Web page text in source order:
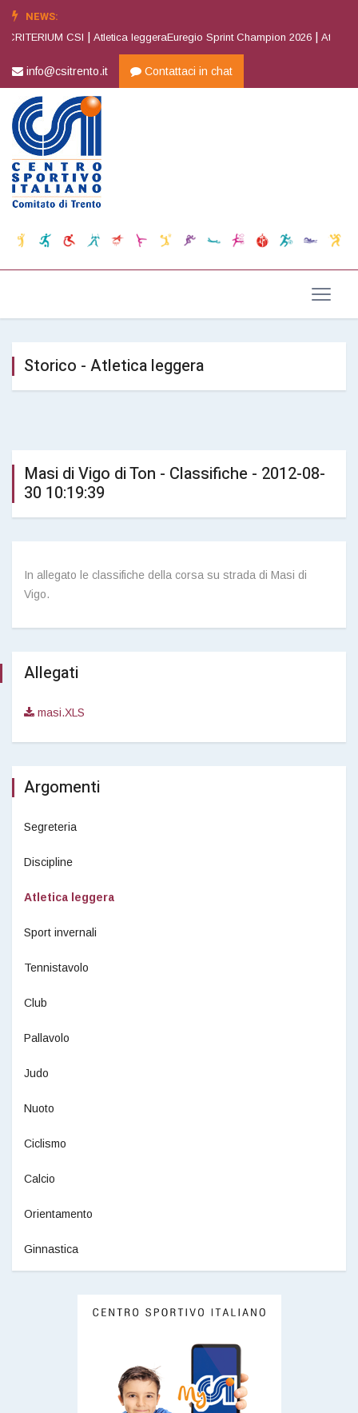
NEWS:
CSI |Atletica leggeraEuregio Sprint Champion 2026 |Atletica
info@csitrento.it Contattaci in chat
Storico - Atletica leggera
Masi di Vigo di Ton - Classifiche - 2012-08-
30 10:19:39
In allegato le classifiche della corsa su strada di Masi di
Vigo.
Allegati
masi.XLS
Argomenti
Segreteria
Discipline
Atletica leggera
Sport invernali
Tennistavolo
Club
Pallavolo
Judo
Nuoto
Ciclismo
Calcio
Orientamento
Ginnastica